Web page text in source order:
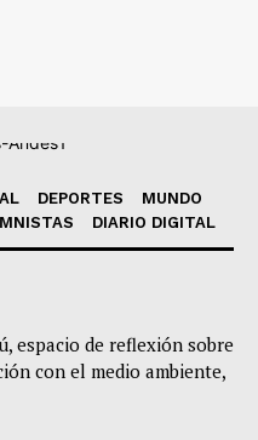
DEPORTES
MUNDO
DIARIO DIGITAL
espacio de reflexión sobre
con el medio ambiente,